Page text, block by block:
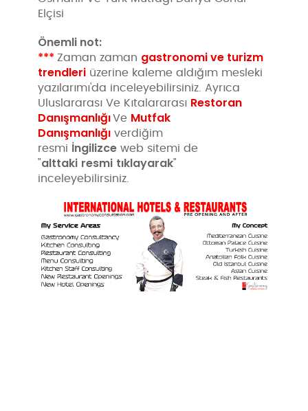
Elçisi
Önemli not:
***Zaman zaman gastronomi ve turizm
trendleri üzerine kaleme aldığım mesleki
yazılarımı'da inceleyebilirsiniz. Ayrıca
Uluslararası Ve Kıtalararası Restoran
Danışmanlığı Ve Mutfak
Danışmanlığı verdiğim
resmi İngilizce web sitemi de
"alttaki resmi tıklayarak"
inceleyebilirsiniz.